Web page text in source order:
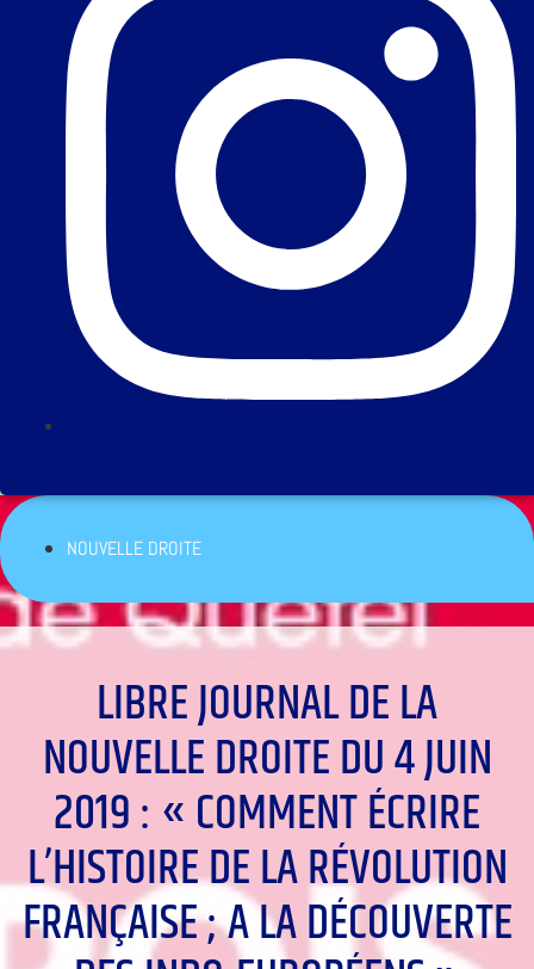
NOUVELLE DROITE
LIBRE JOURNAL DE LA
NOUVELLE DROITE DU 4 JUIN
2019 : « COMMENT ÉCRIRE
L’HISTOIRE DE LA RÉVOLUTION
FRANÇAISE ; A LA DÉCOUVERTE